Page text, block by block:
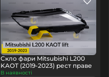
Скло фари Mitsubishi L200
KAOT (2019-2023) рест праве
В наявності